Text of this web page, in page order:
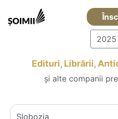
2025
Edituri, Librării,
și alte companii